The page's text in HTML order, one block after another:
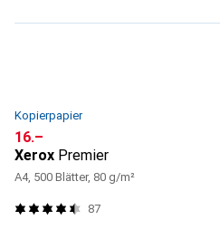
Kopierpapier
CHF
16.–
Xerox Premier
A4, 500 Blätter, 80 g/m²
87